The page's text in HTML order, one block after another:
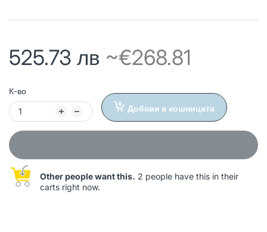
525.73 лв ~€268.81
К-во
Добави в кошницата
Other people want this. 2 people have this in their
carts right now.